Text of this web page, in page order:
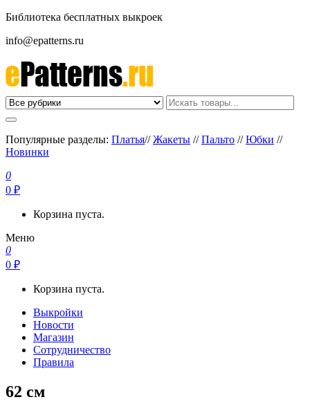
Библиотека бесплатных выкроек
info@epatterns.ru
Бесплатные выкройки скачать
Бесплатные выкройки
Популярные разделы: Платья//Жакеты //Пальто //Юбки //
Новинки
0
0 ₽
Корзина пуста.
Меню
0
0 ₽
Корзина пуста.
Выкройки
Новости
Магазин
Сотрудничество
Правила
62 см